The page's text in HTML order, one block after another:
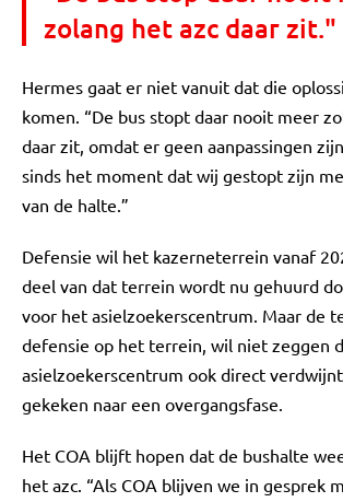
zolang het azc daar zit."
Hermes gaat er niet vanuit dat die
komen. “De bus stopt daar nooit meer
daar zit, omdat er geen aanpassingen
sinds het moment dat wij gestopt zijn
van de halte.”
Defensie wil het kazerneterrein vanaf
deel van dat terrein wordt nu gehuurd
voor het asielzoekerscentrum. Maar de
defensie op het terrein, wil niet zeggen
asielzoekerscentrum ook direct
gekeken naar een overgangsfase.
Het COA blijft hopen dat de bushalte
het azc. “Als COA blijven we in gesprek